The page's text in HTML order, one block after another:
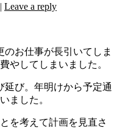
| Leave a reply
お仕事が長引いてしま
やしてしまいました。
延び。年明けから予定通
ました。
を考えて計画を見直さ